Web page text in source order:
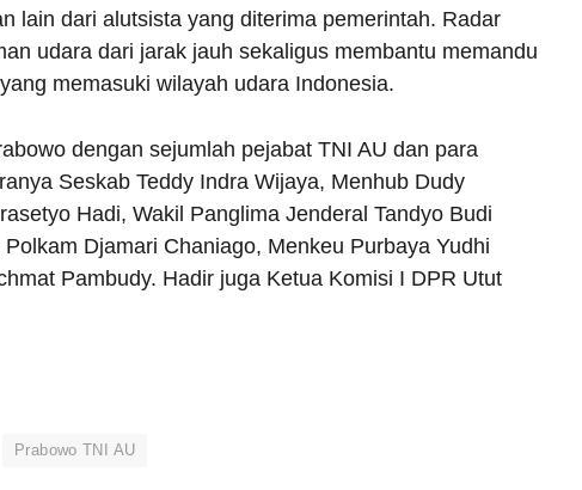
lain dari alutsista yang diterima pemerintah. Radar
udara dari jarak jauh sekaligus membantu memandu
memasuki wilayah udara Indonesia.
dengan sejumlah pejabat TNI AU dan para
Seskab Teddy Indra Wijaya, Menhub Dudy
Hadi, Wakil Panglima Jenderal Tandyo Budi
Djamari Chaniago, Menkeu Purbaya Yudhi
Pambudy. Hadir juga Ketua Komisi I DPR Utut
Prabowo TNI AU